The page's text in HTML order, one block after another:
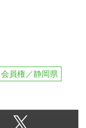
会員権／静岡県